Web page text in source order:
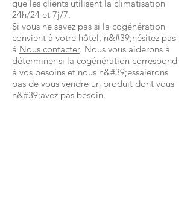
que les clients utilisent la climatisation
24h/24 et 7j/7.
Si vous ne savez pas si la cogénération
convient à votre hôtel, n&#39;hésitez pas
à Nous contacter. Nous vous aiderons à
déterminer si la cogénération correspond
à vos besoins et nous n&#39;essaierons
pas de vous vendre un produit dont vous
n&#39;avez pas besoin.